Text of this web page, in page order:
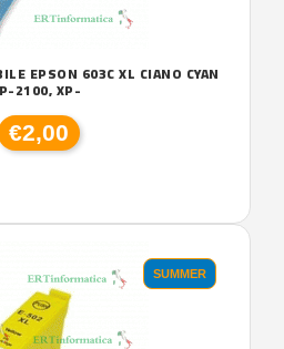
EPSON 603C XL CIANO CYAN
2100, XP-
€2,00
SUMMER